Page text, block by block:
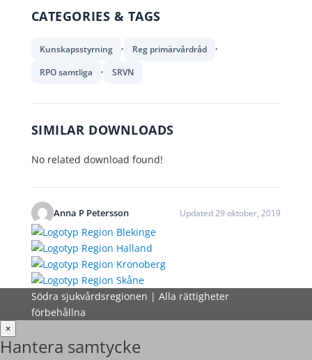
CATEGORIES & TAGS
Kunskapsstyrning , Reg primärvårdråd ,
RPO samtliga , SRVN
SIMILAR DOWNLOADS
No related download found!
Anna P Petersson Updated 29 oktober, 2019
Södra sjukvårdsregionen | Alla rättigheter
förbehållna
×
Hantera samtycke